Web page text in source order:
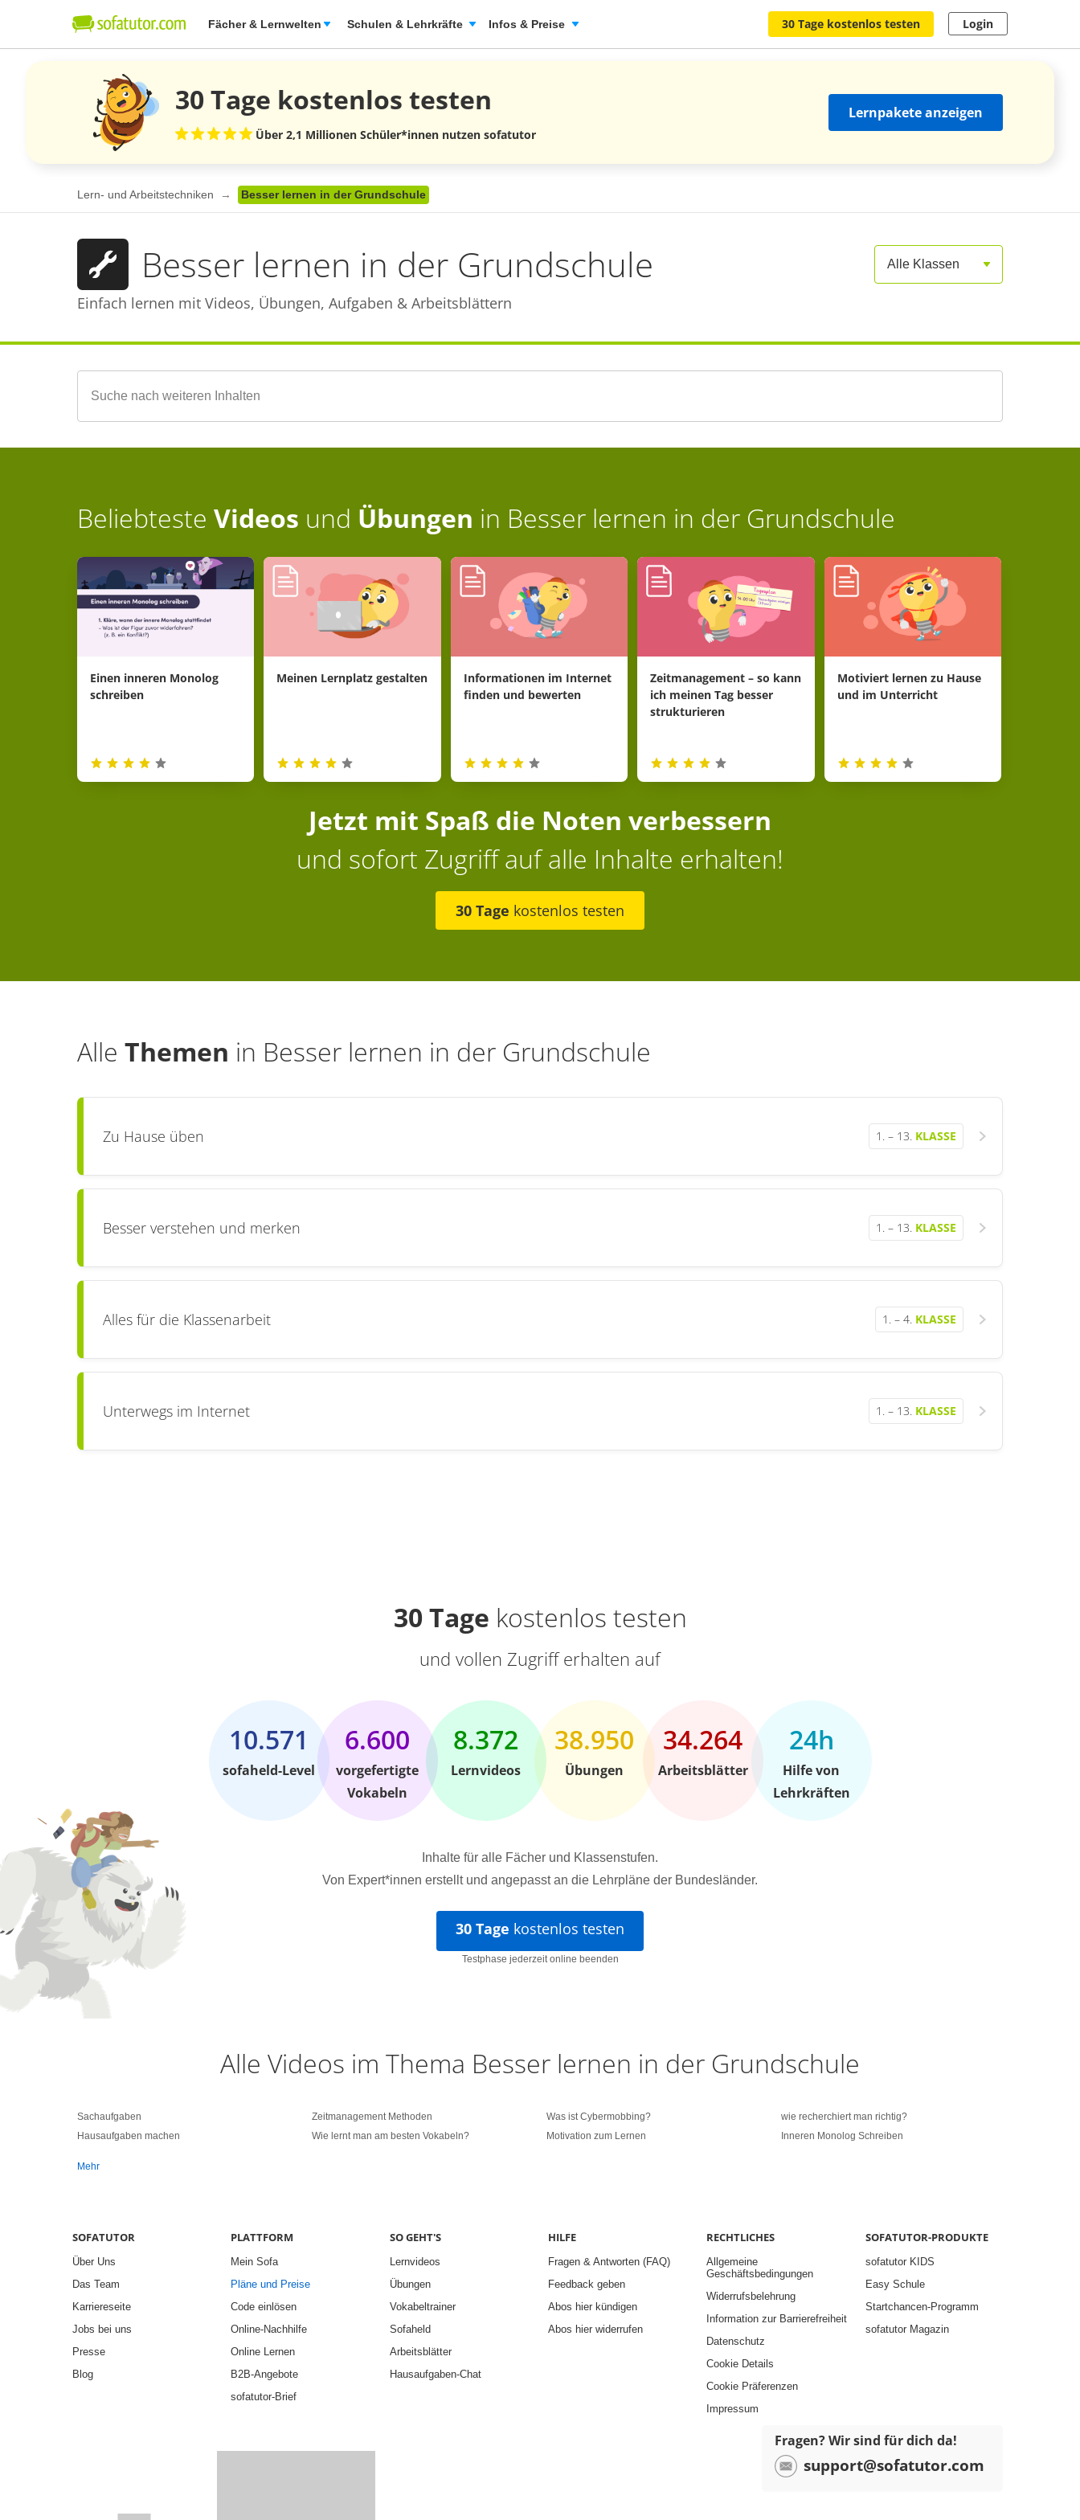
Fächer & Lernwelten Schulen & Lehrkräfte Infos & Preise 30 Tage kostenlos testen Login
30 Tage kostenlos testen
Über 2,1 Millionen Schüler*innen nutzen sofatutor
Lernpakete anzeigen
Lern- und Arbeitstechniken Besser lernen in der Grundschule
Besser lernen in der Grundschule
Einfach lernen mit Videos, Übungen, Aufgaben & Arbeitsblättern
Alle Klassen
Beliebteste Videos und Übungen in Besser lernen in der Grundschule
Einen inneren Monolog
schreiben
Meinen Lernplatz gestalten
Informationen im Internet
finden und bewerten
Zeitmanagement – so kann
ich meinen Tag besser
strukturieren
Motiviert lernen zu Hause
und im Unterricht
Jetzt mit Spaß die Noten verbessern
und sofort Zugriff auf alle Inhalte erhalten!
30 Tage kostenlos testen
Alle Themen in Besser lernen in der Grundschule
Zu Hause üben 1. – 13. KLASSE
Besser verstehen und merken 1. – 13. KLASSE
Alles für die Klassenarbeit 1. – 4. KLASSE
Unterwegs im Internet 1. – 13. KLASSE
30 Tage kostenlos testen
und vollen Zugriff erhalten auf
10.571
sofaheld-Level
6.600
vorgefertigte
Vokabeln
8.372
Lernvideos
38.950
Übungen
34.264
Arbeitsblätter
24h
Hilfe von
Lehrkräften
Inhalte für alle Fächer und Klassenstufen.
Von Expert*innen erstellt und angepasst an die Lehrpläne der Bundesländer.
30 Tage kostenlos testen
Testphase jederzeit online beenden
Alle Videos im Thema Besser lernen in der Grundschule
Sachaufgaben
Hausaufgaben machen
Zeitmanagement Methoden
Wie lernt man am besten Vokabeln?
Was ist Cybermobbing?
Motivation zum Lernen
wie recherchiert man richtig?
Inneren Monolog Schreiben
Mehr
SOFATUTOR
Über Uns
Das Team
Karriereseite
Jobs bei uns
Presse
Blog
PLATTFORM
Mein Sofa
Pläne und Preise
Code einlösen
Online-Nachhilfe
Online Lernen
B2B-Angebote
sofatutor-Brief
SO GEHT'S
Lernvideos
Übungen
Vokabeltrainer
Sofaheld
Arbeitsblätter
Hausaufgaben-Chat
HILFE
Fragen & Antworten (FAQ)
Feedback geben
Abos hier kündigen
Abos hier widerrufen
RECHTLICHES
Allgemeine
Geschäftsbedingungen
Widerrufsbelehrung
Information zur Barrierefreiheit
Datenschutz
Cookie Details
Cookie Präferenzen
Impressum
SOFATUTOR-PRODUKTE
sofatutor KIDS
Easy Schule
Startchancen-Programm
sofatutor Magazin
Fragen? Wir sind für dich da!
support@sofatutor.com